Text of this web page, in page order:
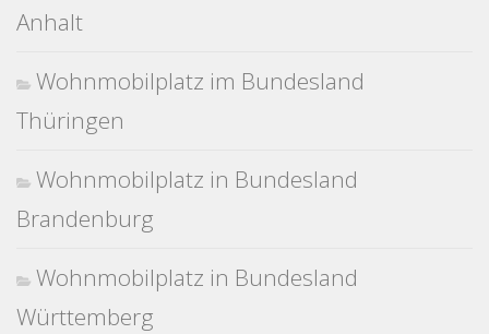
Anhalt
Wohnmobilplatz im Bundesland
Thüringen
Wohnmobilplatz in Bundesland
Brandenburg
Wohnmobilplatz in Bundesland
Württemberg